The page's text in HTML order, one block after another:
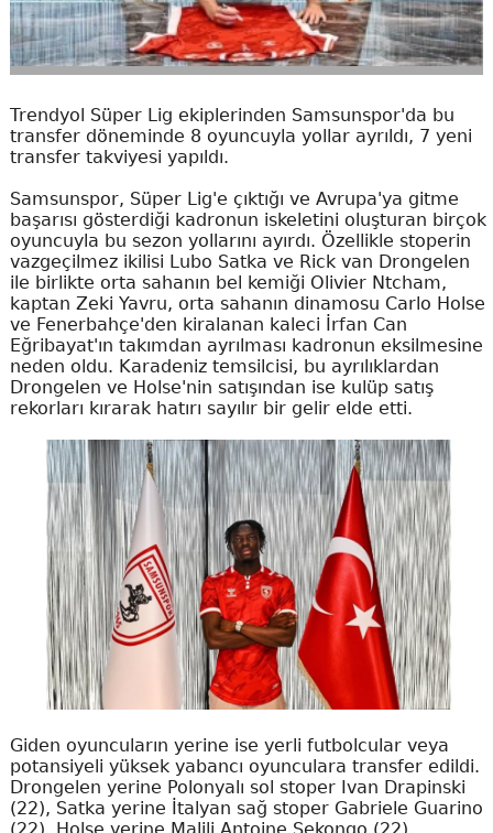
Trendyol Süper Lig ekiplerinden Samsunspor'da bu
transfer döneminde 8 oyuncuyla yollar ayrıldı, 7 yeni
transfer takviyesi yapıldı.
Samsunspor, Süper Lig'e çıktığı ve Avrupa'ya gitme
başarısı gösterdiği kadronun iskeletini oluşturan birçok
oyuncuyla bu sezon yollarını ayırdı. Özellikle stoperin
vazgeçilmez ikilisi Lubo Satka ve Rick van Drongelen
ile birlikte orta sahanın bel kemiği Olivier Ntcham,
kaptan Zeki Yavru, orta sahanın dinamosu Carlo Holse
ve Fenerbahçe'den kiralanan kaleci İrfan Can
Eğribayat'ın takımdan ayrılması kadronun eksilmesine
neden oldu. Karadeniz temsilcisi, bu ayrılıklardan
Drongelen ve Holse'nin satışından ise kulüp satış
rekorları kırarak hatırı sayılır bir gelir elde etti.
Giden oyuncuların yerine ise yerli futbolcular veya
potansiyeli yüksek yabancı oyunculara transfer edildi.
Drongelen yerine Polonyalı sol stoper Ivan Drapinski
(22), Satka yerine İtalyan sağ stoper Gabriele Guarino
(22), Holse yerine Malili Antoine Sekongo (22),